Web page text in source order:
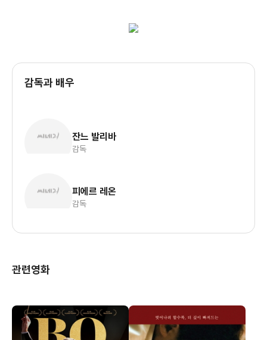
감독과 배우
잔느 발리바
감독
피에르 레온
감독
관련영화